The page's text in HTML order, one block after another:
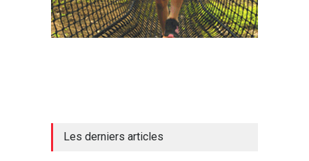
Les derniers articles